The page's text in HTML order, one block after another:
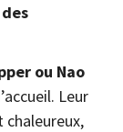
ou Nao
Leur